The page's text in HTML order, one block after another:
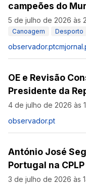
campeões do
5 de julho de 2026 às
Canoagem Desporto
observador.pt
OE e Revisão
Presidente da
4 de julho de 2026 às
observador.pt
António José
Portugal na CPLP
3 de julho de 2026 às